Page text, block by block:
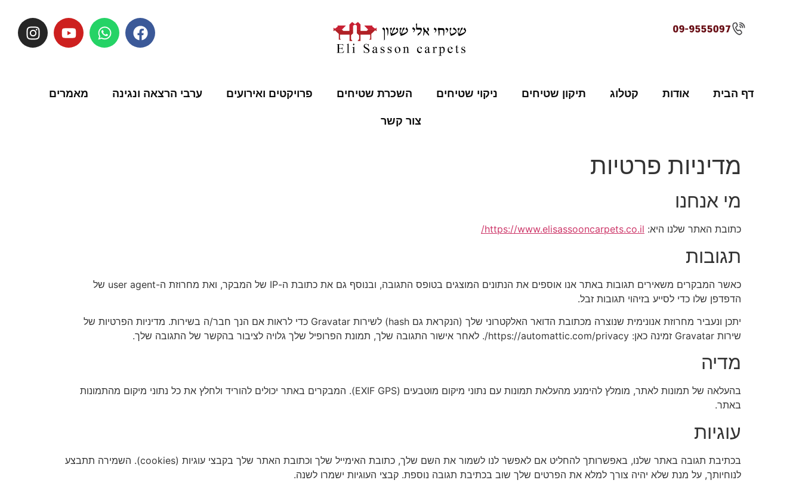
דף הבית אודות קטלוג תיקון שטיחים ניקוי שטיחים השכרת שטיחים פרויקטים ואירועים ערבי הרצאה ונגינה מאמרים
צור קשר
מדיניות פרטיות
מי אנחנו
כתובת האתר שלנו היא: https://www.elisassooncarpets.co.il/
תגובות
כאשר המבקרים משאירים תגובות באתר אנו אוספים את הנתונים המוצגים בטופס התגובה, ובנוסף גם את כתובת ה-IP של המבקר, ואת מחרוזת ה-user agent של
הדפדפן שלו כדי לסייע בזיהוי תגובות זבל.
יתכן ונעביר מחרוזת אנונימית שנוצרה מכתובת הדואר האלקטרוני שלך (הנקראת גם hash) לשירות Gravatar כדי לראות אם הנך חבר/ה בשירות. מדיניות הפרטיות של
שירות Gravatar זמינה כאן: https://automattic.com/privacy/. לאחר אישור התגובה שלך, תמונת הפרופיל שלך גלויה לציבור בהקשר של התגובה שלך.
מדיה
בהעלאה של תמונות לאתר, מומלץ להימנע מהעלאת תמונות עם נתוני מיקום מוטבעים (EXIF GPS). המבקרים באתר יכולים להוריד ולחלץ את כל נתוני מיקום מהתמונות
באתר.
עוגיות
בכתיבת תגובה באתר שלנו, באפשרותך להחליט אם לאפשר לנו לשמור את השם שלך, כתובת האימייל שלך וכתובת האתר שלך בקבצי עוגיות (cookies). השמירה תתבצע
לנוחיותך, על מנת שלא יהיה צורך למלא את הפרטים שלך שוב בכתיבת תגובה נוספת. קבצי העוגיות ישמרו לשנה.